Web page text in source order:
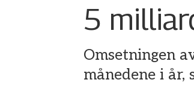
5
Omsetningen
månedene i år,